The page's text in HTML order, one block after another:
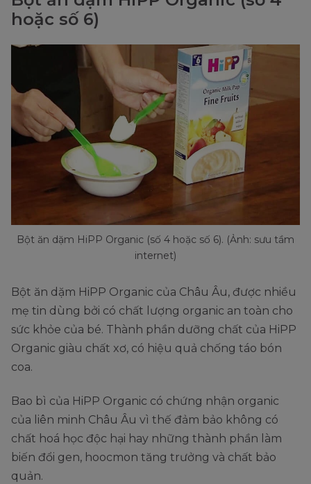
hoặc số 6)
Bột ăn dặm HiPP Organic (số 4 hoặc số 6). (Ảnh: sưu tầm
internet)
Bột ăn dặm HiPP Organic của Châu Âu, được nhiều
mẹ tin dùng bởi có chất lượng organic an toàn cho
sức khỏe của bé. Thành phần dưỡng chất của HiPP
Organic giàu chất xơ, có hiệu quả chống táo bón
coa.
Bao bì của HiPP Organic có chứng nhận organic
của liên minh Châu Âu vì thế đảm bảo không có
chất hoá học độc hại hay những thành phần làm
biến đổi gen, hoocmon tăng trưởng và chất bảo
quản.